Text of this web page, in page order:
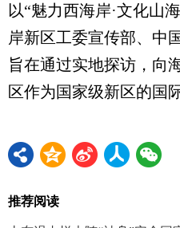
以“魅力西海岸·文化山
岸新区工委宣传部、中
旨在通过实地探访，向
区作为国家级新区的国
推荐阅读